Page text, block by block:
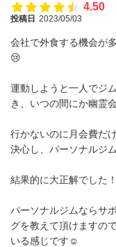
4.50
投稿日 2023/05/03
会社で外食する機会が
😢
運動しようと一人でジ
き、いつの間にか幽霊
行かないのに月会費だ
決心し、パーソナルジ
結果的に大正解でした！
パーソナルジムならサ
グを教えて頂けますの
いる感じです☺️